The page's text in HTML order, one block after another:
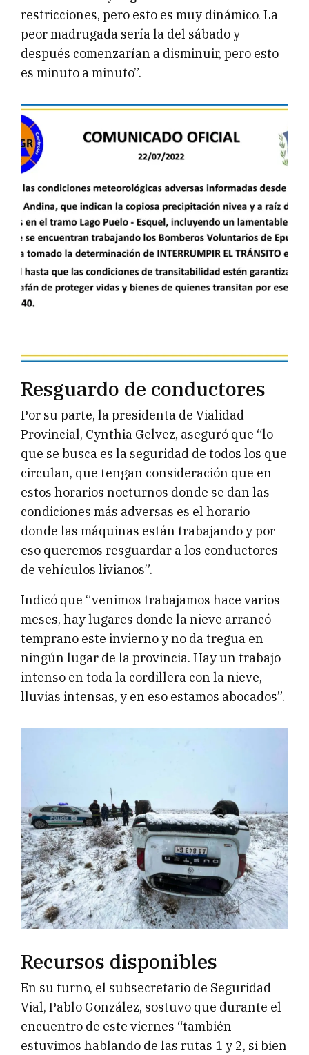
restricciones, pero esto es muy dinámico. La
peor madrugada sería la del sábado y
después comenzarían a disminuir, pero esto
es minuto a minuto”.
Resguardo de conductores
Por su parte, la presidenta de Vialidad
Provincial, Cynthia Gelvez, aseguró que “lo
que se busca es la seguridad de todos los que
circulan, que tengan consideración que en
estos horarios nocturnos donde se dan las
condiciones más adversas es el horario
donde las máquinas están trabajando y por
eso queremos resguardar a los conductores
de vehículos livianos”.
Indicó que “venimos trabajamos hace varios
meses, hay lugares donde la nieve arrancó
temprano este invierno y no da tregua en
ningún lugar de la provincia. Hay un trabajo
intenso en toda la cordillera con la nieve,
lluvias intensas, y en eso estamos abocados”.
Recursos disponibles
En su turno, el subsecretario de Seguridad
Vial, Pablo González, sostuvo que durante el
encuentro de este viernes “también
estuvimos hablando de las rutas 1 y 2, si bien